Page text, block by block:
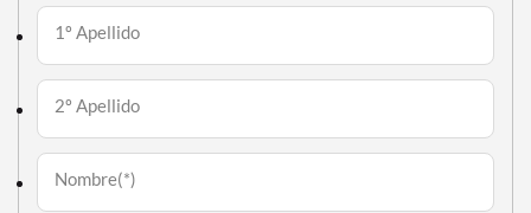
1º Apellido
2º Apellido
Nombre(*)